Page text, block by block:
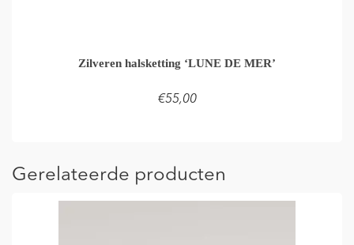
Zilveren halsketting ‘LUNE DE MER’
€55,00
Gerelateerde producten